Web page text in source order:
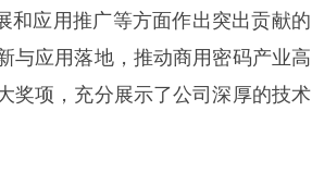
和应用推广等方面作出突出贡献的
与应用落地，推动商用密码产业高
奖项，充分展示了公司深厚的技术